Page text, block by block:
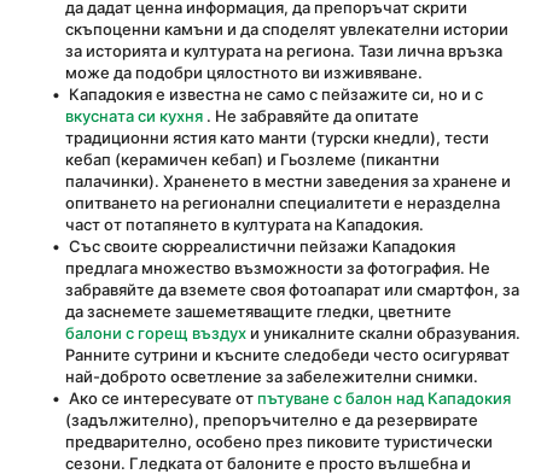
да дадат ценна информация, да препоръчат скрити
скъпоценни камъни и да споделят увлекателни истории
за историята и културата на региона. Тази лична връзка
може да подобри цялостното ви изживяване.
Кападокия е известна не само с пейзажите си, но и с
вкусната си кухня . Не забравяйте да опитате
традиционни ястия като манти (турски кнедли), тести
кебап (керамичен кебап) и Гьозлеме (пикантни
палачинки). Храненето в местни заведения за хранене и
опитването на регионални специалитети е неразделна
част от потапянето в културата на Кападокия.
Със своите сюрреалистични пейзажи Кападокия
предлага множество възможности за фотография. Не
забравяйте да вземете своя фотоапарат или смартфон, за
да заснемете зашеметяващите гледки, цветните
балони с горещ въздух и уникалните скални образувания.
Ранните сутрини и късните следобеди често осигуряват
най-доброто осветление за забележителни снимки.
Ако се интересувате от пътуване с балон над Кападокия
(задължително), препоръчително е да резервирате
предварително, особено през пиковите туристически
сезони. Гледката от балоните е просто вълшебна и